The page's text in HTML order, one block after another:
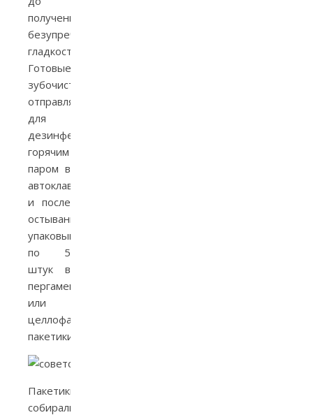
получения
безупречной
гладкости.
Готовые
зубочистки
отправляли
для
дезинфекции
горячим
паром в
автоклав
и после
остывания
упаковывали
по 5
штук в
пергаментные
или
целлофановые
пакетики.
Пакетики
собирали